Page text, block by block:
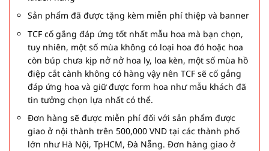
Sản phẩm đã được tặng kèm miễn phí thiệp và banner
TCF cố gắng đáp ứng tốt nhất mẫu hoa mà bạn chọn,
tuy nhiên, một số mùa không có loại hoa đó hoặc hoa
còn búp chưa kịp nở nở hoa ly, loa kèn, một số mùa hồ
điệp cắt cành không có hàng vậy nên TCF sẽ cố gắng
đáp ứng hoa và giữ được form hoa như mẫu khách đã
tin tưởng chọn lựa nhất có thể.
Đơn hàng sẽ được miễn phí đối với sản phẩm được
giao ở nội thành trên 500,000 VND tại các thành phố
lớn như Hà Nội, TpHCM, Đà Nẵng. Đơn hàng giao ở